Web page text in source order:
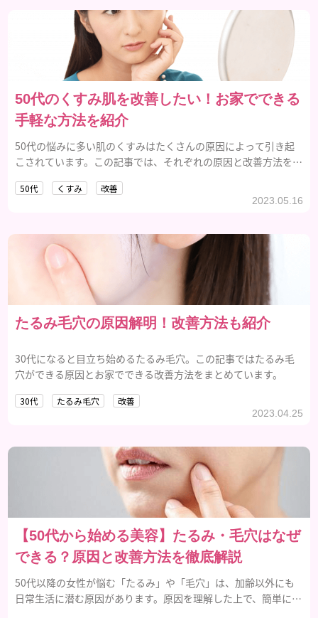
50代のくすみ肌を改善したい！お家でできる
手軽な方法を紹介
50代の悩みに多い肌のくすみはたくさんの原因によって引き起
こされています。この記事では、それぞれの原因と改善方法をま
50代 くすみ 改善
2023.05.16
たるみ毛穴の原因解明！改善方法も紹介
30代になると目立ち始めるたるみ毛穴。この記事ではたるみ毛
穴ができる原因とお家でできる改善方法をまとめています。
30代 たるみ毛穴 改善
2023.04.25
【50代から始める美容】たるみ・毛穴はなぜ
できる？原因と改善方法を徹底解説
50代以降の女性が悩む「たるみ」や「毛穴」は、加齢以外にも
日常生活に潜む原因があります。原因を理解した上で、簡単に始